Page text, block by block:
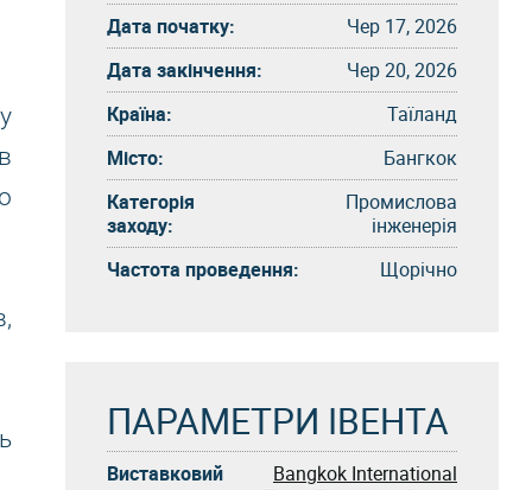
Дата початку:
Чер 17, 2026
Дата закінчення:
Чер 20, 2026
Країна:
Таїланд
Місто:
Бангкок
Категорія
заходу:
Промислова
інженерія
Частота проведення:
Щорічно
ПАРАМЕТРИ ІВЕНТА
Виставковий
Bangkok International